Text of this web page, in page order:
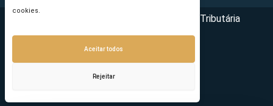
cookies.
Aceitar todos
Rejeitar
Copyright © 2026 - Portal da Reforma Tributária